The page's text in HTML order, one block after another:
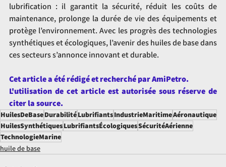
lubrification : il garantit la sécurité, réduit les coûts de
maintenance, prolonge la durée de vie des équipements et
protège l’environnement. Avec les progrès des technologies
synthétiques et écologiques, l’avenir des huiles de base dans
ces secteurs s’annonce innovant et durable.
Cet article a été rédigé et recherché par AmiPetro.
L'utilisation de cet article est autorisée sous réserve de
citer la source.
HuilesDeBaseDurabilitéLubrifiantsIndustrieMaritimeAéronautique
HuilesSynthétiquesLubrifiantsÉcologiquesSécuritéAérienne
TechnologieMarine
huile de base